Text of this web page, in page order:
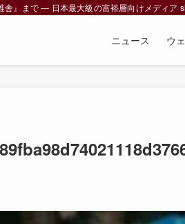
舎』まで ― 日本最大級の富裕層向けメディア
ニュース ウ